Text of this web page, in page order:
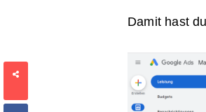
Damit hast